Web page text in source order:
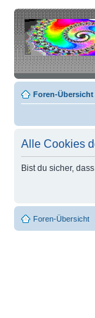
Foren-Übersicht
Alle Cookies
Bist du sicher,
Foren-Übersicht